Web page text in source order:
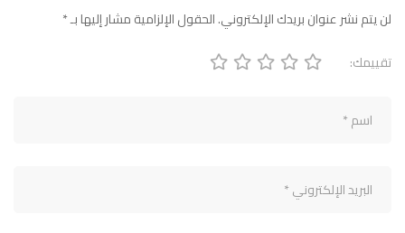
لن يتم نشر عنوان بريدك الإلكتروني.الحقول الإلزامية مشار إليها بـ*
تقييمك: